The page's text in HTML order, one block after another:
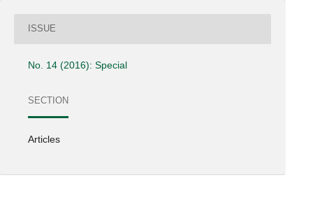
ISSUE
No. 14 (2016): Special
SECTION
Articles